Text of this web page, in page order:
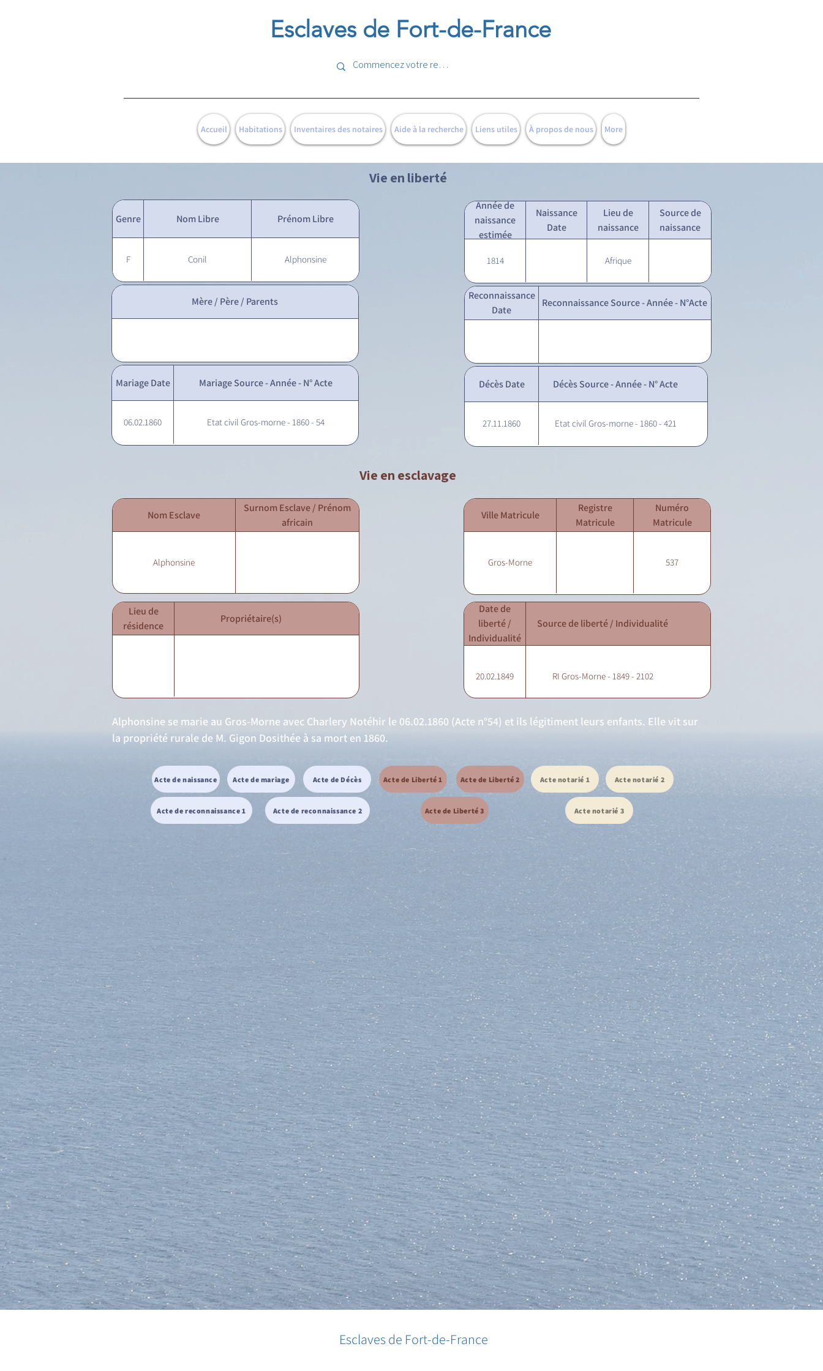
Esclaves de Fort-de-France
Accueil Habitations Inventaires des notaires Aide à la recherche Liens utiles À propos de nous More
Vie en liberté
Genre Nom Libre Prénom Libre
F Conil Alphonsine
Année de
naissance
estimée
Naissance
Date
Lieu de
naissance
Source de
naissance
1814 Afrique
Mère / Père / Parents
Mariage Date Mariage Source - Année - N° Acte
06.02.1860 Etat civil Gros-morne - 1860 - 54
Reconnaissance
Date
Reconnaissance Source - Année - N°Acte
Décès Date Décès Source - Année - N° Acte
27.11.1860 Etat civil Gros-morne - 1860 - 421
Vie en esclavage
Nom Esclave
Surnom Esclave / Prénom
africain
Alphonsine
Ville Matricule
Registre
Matricule
Numéro
Matricule
Gros-Morne 537
Lieu de
résidence
Propriétaire(s)
Date de
liberté /
Individualité
Source de liberté / Individualité
20.02.1849 RI Gros-Morne - 1849 - 2102
Alphonsine se marie au Gros-Morne avec Charlery Notéhir le 06.02.1860 (Acte n°54) et ils légitiment leurs enfants. Elle vit sur
la propriété rurale de M. Gigon Dosithée à sa mort en 1860.
Acte de naissance Acte de mariage Acte de Décès
Acte de reconnaissance 1 Acte de reconnaissance 2
Acte de Liberté 1 Acte de Liberté 2
Acte de Liberté 3
Acte notarié 1 Acte notarié 2
Acte notarié 3
Esclaves de Fort-de-France